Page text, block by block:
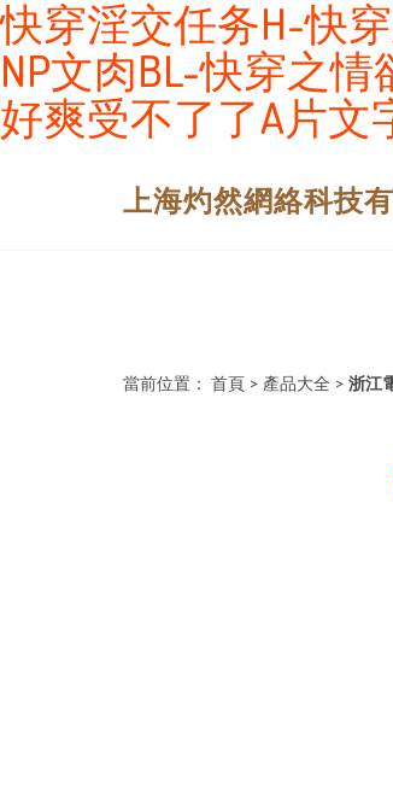
快穿淫交任务H-快
NP文肉BL-快穿之
好爽受不了了A片
上海灼然網絡科技
當前位置： 首頁 > 產品大全 > 浙江